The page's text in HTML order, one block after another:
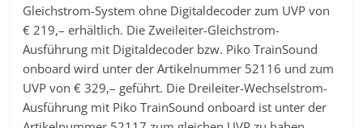
Gleichstrom-System ohne Digitaldecoder zum UVP von
€ 219,– erhältlich. Die Zweileiter-Gleichstrom-
Ausführung mit Digitaldecoder bzw. Piko TrainSound
onboard wird unter der Artikelnummer 52116 und zum
UVP von € 329,– geführt. Die Dreileiter-Wechselstrom-
Ausführung mit Piko TrainSound onboard ist unter der